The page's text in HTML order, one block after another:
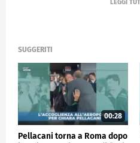
SPORTMEDIASET
SUGGERITI
00:28
Pellacani torna a Roma dopo